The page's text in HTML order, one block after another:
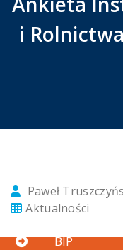
i
Paweł
Aktualności
Szanowni Państwo
Button
BIP